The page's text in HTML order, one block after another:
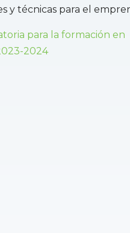
y técnicas para el
para la formación en
2024